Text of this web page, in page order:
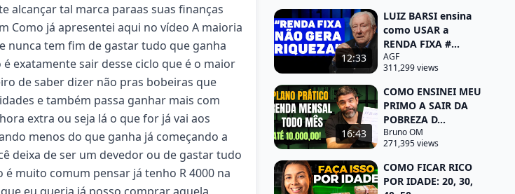
alcançar tal marca paraas suas finanças
Como já apresentei aqui no vídeo A maioria
nunca tem fim de gastar tudo que ganha
exatamente sair desse ciclo que é o maior
de saber dizer não pras bobeiras que
e também passa ganhar mais com
extra ou seja lá o que for já vai aos
menos do que ganha já começando a
deixa de ser um devedor ou de gastar tudo
muito comum pensar já tenho R 4000 na
eu queria já posso comprar aquela
12:33
LUIZ BARSI ensina
como USAR a
RENDA FIXA #...
AGF
311,299 views
16:43
COMO ENSINEI MEU
PRIMO A SAIR DA
POBREZA D...
Bruno OM
271,395 views
COMO FICAR RICO
POR IDADE: 20, 30,